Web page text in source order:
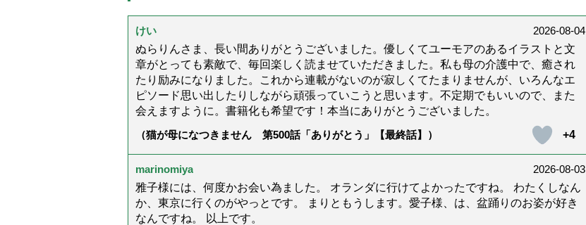
けい
2026-08-04
ぬらりんさま、長い間ありがとうございました。優しくてユーモアのあるイラストと文
章がとっても素敵で、毎回楽しく読ませていただきました。私も母の介護中で、癒され
たり励みになりました。これから連載がないのが寂しくてたまりませんが、いろんなエ
ピソード思い出したりしながら頑張っていこうと思います。不定期でもいいので、また
会えますように。書籍化も希望です！本当にありがとうございました。
（猫が母になつきません 第500話「ありがとう」【最終話】）
+4
marinomiya
2026-08-03
雅子様には、何度かお会い為ました。 オランダに行けてよかったですね。 わたくしなん
か、東京に行くのがやっとです。 まりともうします。愛子様、は、盆踊りのお姿が好き
なんですね。 以上です。